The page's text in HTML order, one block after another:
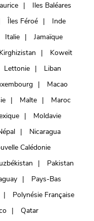
Iles Baléares
Îles Féroé
Inde
Italie
Jamaïque
Kirghizistan
Koweït
Lettonie
Liban
Macao
Malte
Maroc
Moldavie
Nicaragua
Calédonie
Pakistan
Pays-Bas
Polynésie Française
Qatar